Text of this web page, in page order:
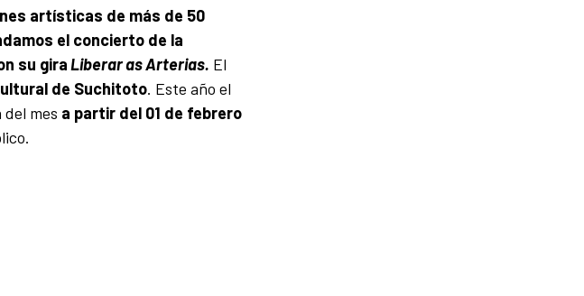
artísticas de más de 50
el concierto de la
su giraLiberar as Arterias. El
de Suchitoto. Este año el
mes a partir del 01 de febrero